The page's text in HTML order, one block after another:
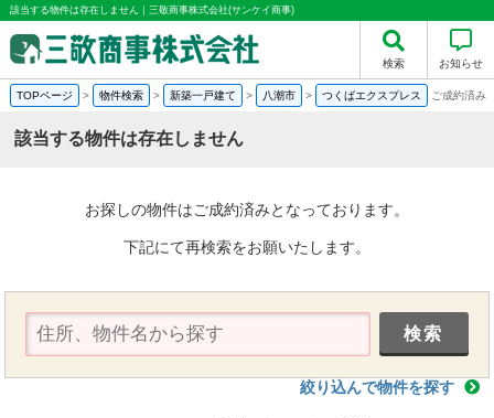
該当する物件は存在しません｜三敬商事株式会社(サンケイ商事)
検索 お知らせ
TOPページ > 物件検索 > 新築一戸建て > 八潮市 > つくばエクスプレス ご成約済み
該当する物件は存在しません
お探しの物件はご成約済みとなっております。
下記にて再検索をお願いたします。
絞り込んで物件を探す